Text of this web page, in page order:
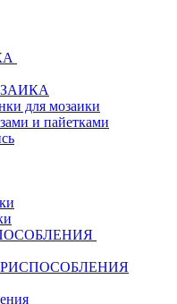
для мозаики
и пайетками